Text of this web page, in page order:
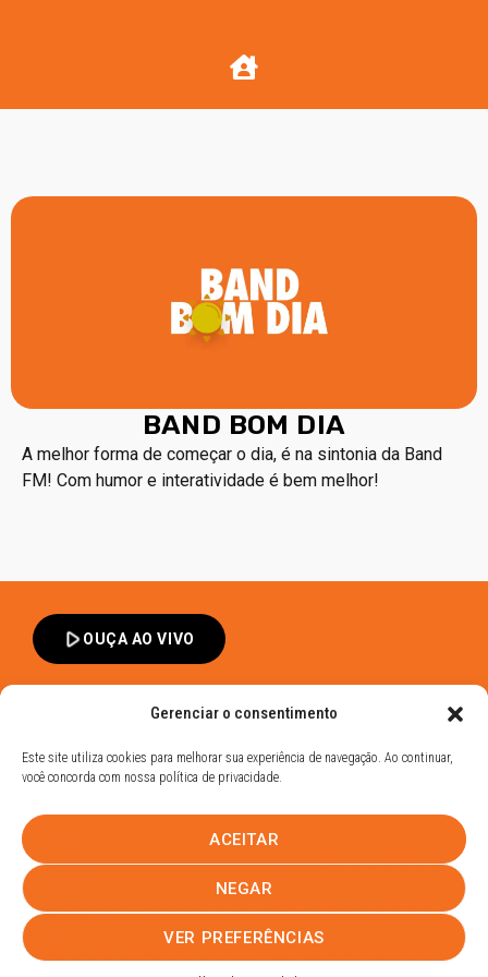
Gerenciar o consentimento
Este site utiliza cookies para melhorar sua experiência de navegação. Ao continuar,
você concorda com nossa política de privacidade.
ACEITAR
NEGAR
VER PREFERÊNCIAS
BAND BOM DIA
A melhor forma de começar o dia, é na sintonia da Band
FM! Com humor e interatividade é bem melhor!
play_arrowOUÇA AO VIVO
Política de Privacidade
UHOST
PROMOÇÕESEQUIPENOTÍCIASCONTATO